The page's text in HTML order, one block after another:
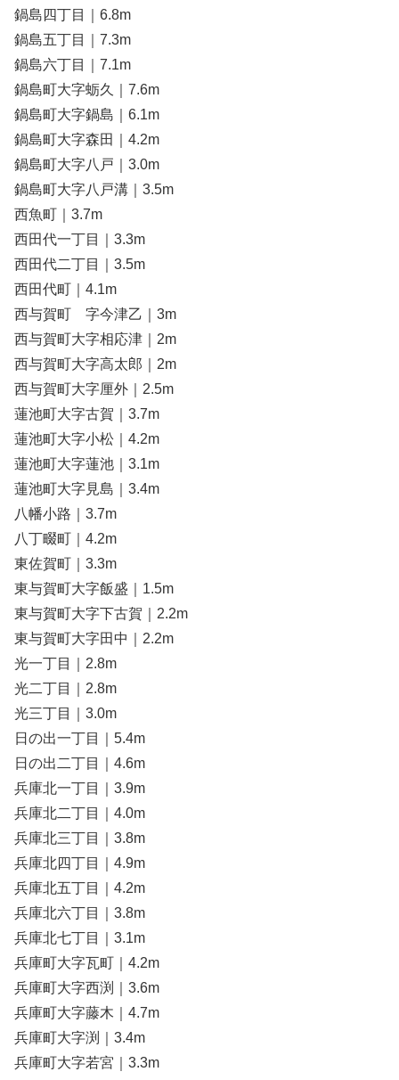
鍋島四丁目｜6.8m
鍋島五丁目｜7.3m
鍋島六丁目｜7.1m
鍋島町大字蛎久｜7.6m
鍋島町大字鍋島｜6.1m
鍋島町大字森田｜4.2m
鍋島町大字八戸｜3.0m
鍋島町大字八戸溝｜3.5m
西魚町｜3.7m
西田代一丁目｜3.3m
西田代二丁目｜3.5m
西田代町｜4.1m
西与賀町 字今津乙｜3m
西与賀町大字相応津｜2m
西与賀町大字高太郎｜2m
西与賀町大字厘外｜2.5m
蓮池町大字古賀｜3.7m
蓮池町大字小松｜4.2m
蓮池町大字蓮池｜3.1m
蓮池町大字見島｜3.4m
八幡小路｜3.7m
八丁畷町｜4.2m
東佐賀町｜3.3m
東与賀町大字飯盛｜1.5m
東与賀町大字下古賀｜2.2m
東与賀町大字田中｜2.2m
光一丁目｜2.8m
光二丁目｜2.8m
光三丁目｜3.0m
日の出一丁目｜5.4m
日の出二丁目｜4.6m
兵庫北一丁目｜3.9m
兵庫北二丁目｜4.0m
兵庫北三丁目｜3.8m
兵庫北四丁目｜4.9m
兵庫北五丁目｜4.2m
兵庫北六丁目｜3.8m
兵庫北七丁目｜3.1m
兵庫町大字瓦町｜4.2m
兵庫町大字西渕｜3.6m
兵庫町大字藤木｜4.7m
兵庫町大字渕｜3.4m
兵庫町大字若宮｜3.3m